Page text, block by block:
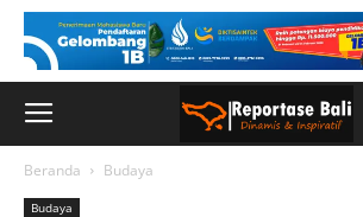
Beranda Budaya
Budaya